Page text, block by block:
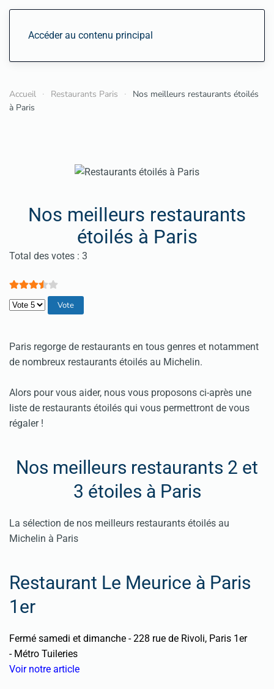
Accéder au contenu principal
Accueil Restaurants Paris
Nos meilleurs restaurants étoilés
à Paris
Nos meilleurs restaurants
étoilés à Paris
Vote utilisateur:3.5
Total des votes : 3
Veuillez voter
Paris regorge de restaurants en tous genres et notamment
de nombreux restaurants étoilés au Michelin.
Alors pour vous aider, nous vous proposons ci-après une
liste de restaurants étoilés qui vous permettront de vous
régaler !
Nos meilleurs restaurants 2 et
3 étoiles à Paris
La sélection de nos meilleurs restaurants étoilés au
Michelin à Paris
Restaurant Le Meurice à Paris
1er
Fermé samedi et dimanche - 228 rue de Rivoli, Paris 1er
- Métro Tuileries
Voir notre article